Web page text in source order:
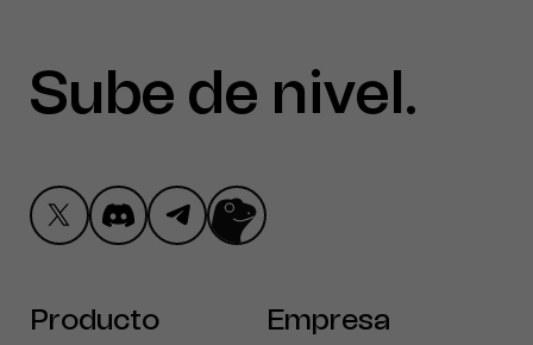
Sube de nivel
Toma Ctrl .
Producto Empresa